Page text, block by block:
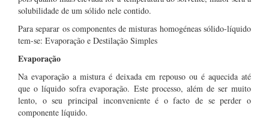
solubilidade de um sólido nele contido.
Para separar os componentes de misturas homogéneas sólido-líquido
tem-se: Evaporação e Destilação Simples
Evaporação
Na evaporação a mistura é deixada em repouso ou é aquecida até
que o líquido sofra evaporação. Este processo, além de ser muito
lento, o seu principal inconveniente é o facto de se perder o
componente líquido.